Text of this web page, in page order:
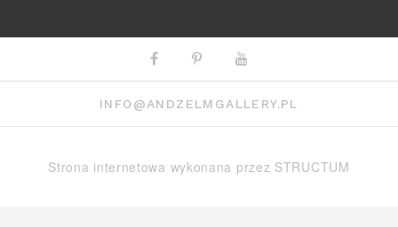
Strona internetowa wykonana przez STRUCTUM
FacebookPinterest
INFO@ANDZELMGALLERY.PL